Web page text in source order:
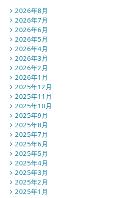
2026年8月
2026年7月
2026年6月
2026年5月
2026年4月
2026年3月
2026年2月
2026年1月
2025年12月
2025年11月
2025年10月
2025年9月
2025年8月
2025年7月
2025年6月
2025年5月
2025年4月
2025年3月
2025年2月
2025年1月